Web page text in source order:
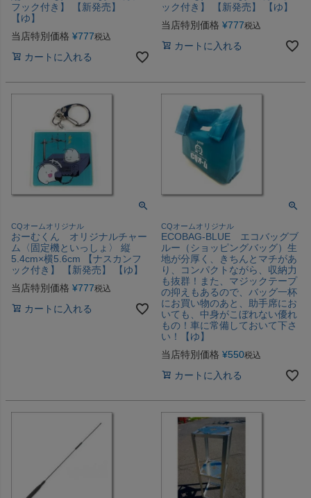
フック付き】 【新発売】
【ゆ】
当店特別価格 ¥777税込
カートに入れる
ック付き】 【新発売】 【ゆ】
当店特別価格 ¥777税込
カートに入れる
CQオームオリジナル
おーむくん オリジナルチャー
ム〈固定機といっしょ〉 縦
5.4cm×横5.6cm 【ナスカンフ
ック付き】 【新発売】 【ゆ】
当店特別価格 ¥777税込
カートに入れる
CQオームオリジナル
ECOBAG-BLUE エコバッグブ
ルー（ショッピングバッグ）生
地が分厚く、きちんとマチがあ
り、コンパクトながら、収納力
も抜群！また、マジックテープ
の抑えもあるので、バッグ一杯
にお買い物のあと、助手席にお
いても、中身がこぼれない優れ
もの！車に常備しておいて下さ
い！【ゆ】
当店特別価格 ¥550税込
カートに入れる